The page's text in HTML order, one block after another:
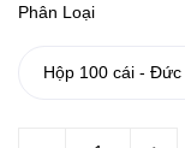
Phân Loại